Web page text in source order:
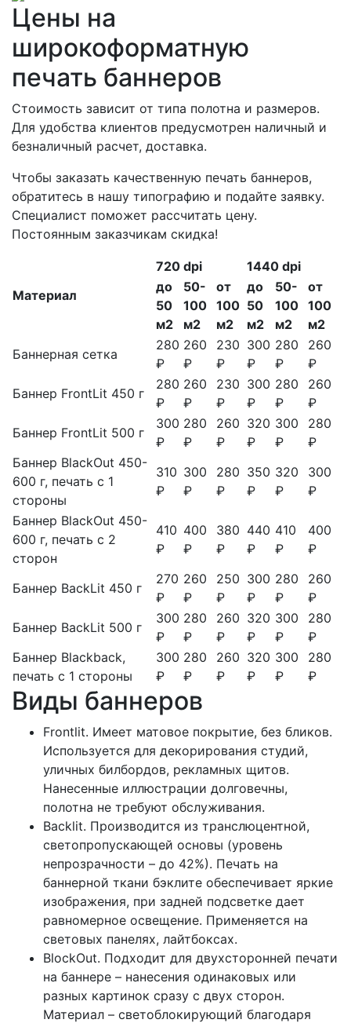
Цены на
широкоформатную
печать баннеров
Стоимость зависит от типа полотна и размеров.
Для удобства клиентов предусмотрен наличный и
безналичный расчет, доставка.
Чтобы заказать качественную печать баннеров,
обратитесь в нашу типографию и подайте заявку.
Специалист поможет рассчитать цену.
Постоянным заказчикам скидка!
Материал
720 dpi
1440 dpi
до
50
м2
50-
100
м2
от
100
м2
до
50
м2
50-
100
м2
от
100
м2
Баннерная сетка
280
₽
260
₽
230
₽
300
₽
280
₽
260
₽
Баннер FrontLit 450 г
280
₽
260
₽
230
₽
300
₽
280
₽
260
₽
Баннер FrontLit 500 г
300
₽
280
₽
260
₽
320
₽
300
₽
280
₽
Баннер BlackOut 450-
600 г, печать с 1
стороны
310
₽
300
₽
280
₽
350
₽
320
₽
300
₽
Баннер BlackOut 450-
600 г, печать с 2
сторон
410
₽
400
₽
380
₽
440
₽
410
₽
400
₽
Баннер BackLit 450 г
270
₽
260
₽
250
₽
300
₽
280
₽
260
₽
Баннер BackLit 500 г
300
₽
280
₽
260
₽
320
₽
300
₽
280
₽
Баннер Blackback,
печать с 1 стороны
300
₽
280
₽
260
₽
320
₽
300
₽
280
₽
Виды баннеров
Frontlit. Имеет матовое покрытие, без бликов.
Используется для декорирования студий,
уличных билбордов, рекламных щитов.
Нанесенные иллюстрации долговечны,
полотна не требуют обслуживания.
Backlit. Производится из транслюцентной,
светопропускающей основы (уровень
непрозрачности – до 42%). Печать на
баннерной ткани бэклите обеспечивает яркие
изображения, при задней подсветке дает
равномерное освещение. Применяется на
световых панелях, лайтбоксах.
BlockOut. Подходит для двухсторонней печати
на баннере – нанесения одинаковых или
разных картинок сразу с двух сторон.
Материал – светоблокирующий благодаря